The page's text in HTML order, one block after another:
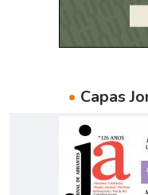
• Capas